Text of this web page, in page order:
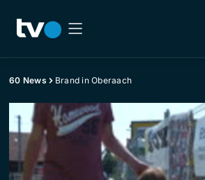
60 News Brand in Oberaach